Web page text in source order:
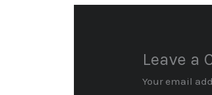
Leave a
Your email